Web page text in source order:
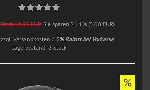
Statt 19,95 EUR Sie sparen 25.1% (5,00 EUR)
zzgl. Versandkosten / 5% Rabatt bei Vorkasse
Lagerbestand: 2 Stück
%